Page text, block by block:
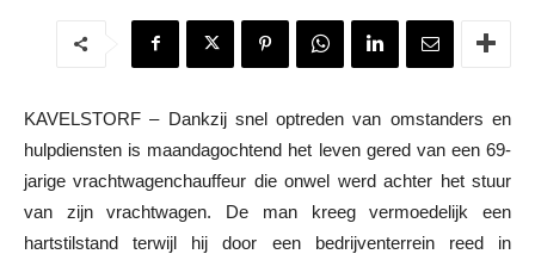
KAVELSTORF – Dankzij snel optreden van omstanders en
hulpdiensten is maandagochtend het leven gered van een 69-
jarige vrachtwagenchauffeur die onwel werd achter het stuur
van zijn vrachtwagen. De man kreeg vermoedelijk een
hartstilstand terwijl hij door een bedrijventerrein reed in